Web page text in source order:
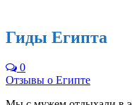
Гиды Египта
0
Отзывы о Египте